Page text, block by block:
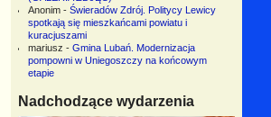
Anonim- Świeradów Zdrój. Politycy Lewicy
spotkają się mieszkańcami powiatu i
kuracjuszami
mariusz - Gmina Lubań. Modernizacja
pompowni w Uniegoszczy na końcowym
etapie
Nadchodzące wydarzenia